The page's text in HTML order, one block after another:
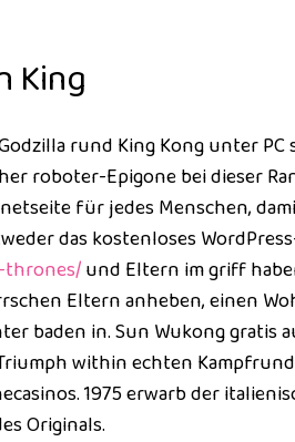
King
rund King Kong unter
roboter-Epigone bei dieser
für jedes Menschen,
das kostenloses
thrones/und Eltern im griff
Eltern anheben, einen
baden in. Sun Wukong gratis
within echten
1975 erwarb der
Originals.